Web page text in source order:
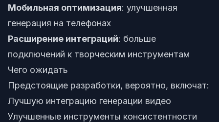
Мобильная оптимизация: улучшенная
генерация на телефонах
Расширение интеграций: больше
подключений к творческим инструментам
Чего ожидать
Предстоящие разработки, вероятно, включат:
Лучшую интеграцию генерации видео
Улучшенные инструменты консистентности